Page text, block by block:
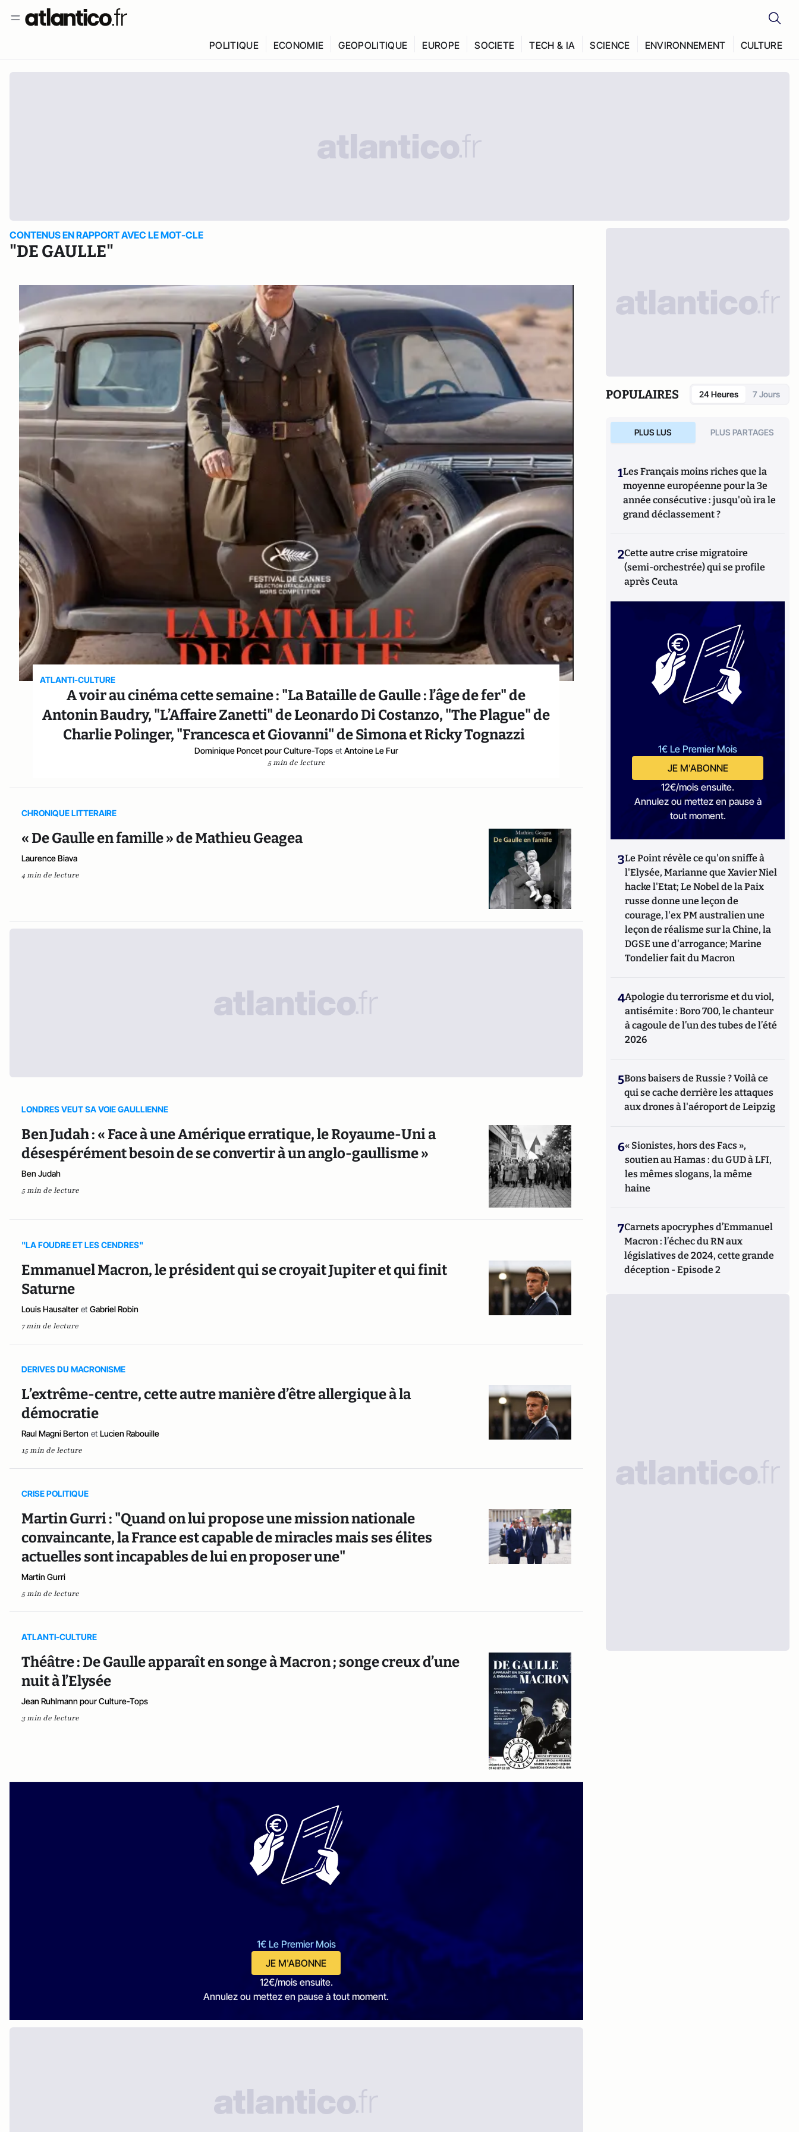
POLITIQUE ECONOMIE GEOPOLITIQUE EUROPE SOCIETE TECH & IA SCIENCE ENVIRONNEMENT CULTURE
CONTENUS EN RAPPORT AVEC LE MOT-CLE
"DE GAULLE"
ATLANTI-CULTURE
A voir au cinéma cette semaine : "La Bataille de Gaulle : l’âge de fer" de
Antonin Baudry, "L’Affaire Zanetti" de Leonardo Di Costanzo, "The Plague" de
Charlie Polinger, "Francesca et Giovanni" de Simona et Ricky Tognazzi
Dominique Poncet pour Culture-Tops et Antoine Le Fur
5 min de lecture
CHRONIQUE LITTERAIRE
« De Gaulle en famille » de Mathieu Geagea
Laurence Biava
4 min de lecture
LONDRES VEUT SA VOIE GAULLIENNE
Ben Judah : « Face à une Amérique erratique, le Royaume-Uni a
désespérément besoin de se convertir à un anglo-gaullisme »
Ben Judah
5 min de lecture
"LA FOUDRE ET LES CENDRES"
Emmanuel Macron, le président qui se croyait Jupiter et qui finit
Saturne
Louis Hausalter et Gabriel Robin
7 min de lecture
DERIVES DU MACRONISME
L’extrême-centre, cette autre manière d’être allergique à la
démocratie
Raul Magni Berton et Lucien Rabouille
15 min de lecture
CRISE POLITIQUE
Martin Gurri : "Quand on lui propose une mission nationale
convaincante, la France est capable de miracles mais ses élites
actuelles sont incapables de lui en proposer une"
Martin Gurri
5 min de lecture
ATLANTI-CULTURE
Théâtre : De Gaulle apparaît en songe à Macron ; songe creux d’une
nuit à l’Elysée
Jean Ruhlmann pour Culture-Tops
3 min de lecture
1€ Le Premier Mois
JE M'ABONNE
12€/mois ensuite.
Annulez ou mettez en pause à tout moment.
POPULAIRES 24 Heures 7 Jours
PLUS LUS PLUS PARTAGES
1Les Français moins riches que la
moyenne européenne pour la 3e
année consécutive : jusqu'où ira le
grand déclassement ?
2Cette autre crise migratoire
(semi-orchestrée) qui se profile
après Ceuta
1€ Le Premier Mois
JE M'ABONNE
12€/mois ensuite.
Annulez ou mettez en pause à
tout moment.
3Le Point révèle ce qu'on sniffe à
l'Elysée, Marianne que Xavier Niel
hacke l'Etat; Le Nobel de la Paix
russe donne une leçon de
courage, l'ex PM australien une
leçon de réalisme sur la Chine, la
DGSE une d'arrogance; Marine
Tondelier fait du Macron
4Apologie du terrorisme et du viol,
antisémite : Boro 700, le chanteur
à cagoule de l’un des tubes de l’été
2026
5Bons baisers de Russie ? Voilà ce
qui se cache derrière les attaques
aux drones à l'aéroport de Leipzig
6« Sionistes, hors des Facs »,
soutien au Hamas : du GUD à LFI,
les mêmes slogans, la même
haine
7Carnets apocryphes d’Emmanuel
Macron : l’échec du RN aux
législatives de 2024, cette grande
déception - Episode 2